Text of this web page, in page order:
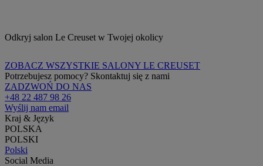
Odkryj salon Le Creuset w Twojej okolicy
ZOBACZ WSZYSTKIE SALONY LE CREUSET
Potrzebujesz pomocy? Skontaktuj się z nami
ZADZWOŃ DO NAS
+48 22 487 98 26
Wyślij nam email
Kraj & Język
POLSKA
POLSKI
Polski
Social Media